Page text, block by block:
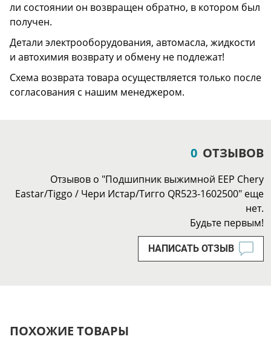
ли состоянии он возвращен обратно, в котором был
получен.
Детали электрооборудования, автомасла, жидкости
и автохимия возврату и обмену не подлежат!
Схема возврата товара осуществляется только после
согласования с нашим менеджером.
0 ОТЗЫВОВ
Отзывов о "Подшипник выжимной EEP Chery
Eastar/Tiggo / Чери Истар/Тигго QR523-1602500" еще
нет.
Будьте первым!
НАПИСАТЬ ОТЗЫВ
ПОХОЖИЕ ТОВАРЫ